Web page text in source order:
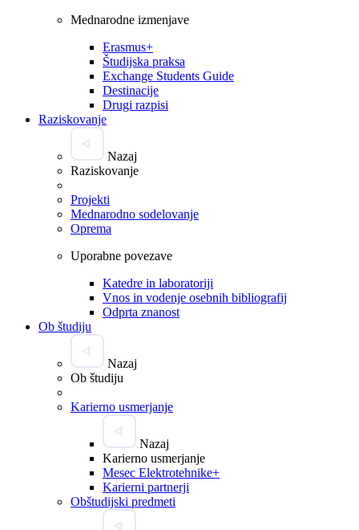
Mednarodne izmenjave
Erasmus+
Študijska praksa
Exchange Students Guide
Destinacije
Drugi razpisi
Raziskovanje
Nazaj
Raziskovanje
Projekti
Mednarodno sodelovanje
Oprema
Uporabne povezave
Katedre in laboratoriji
Vnos in vodenje osebnih bibliografij
Odprta znanost
Ob študiju
Nazaj
Ob študiju
Karierno usmerjanje
Nazaj
Karierno usmerjanje
Mesec Elektrotehnike+
Karierni partnerji
Obštudijski predmeti